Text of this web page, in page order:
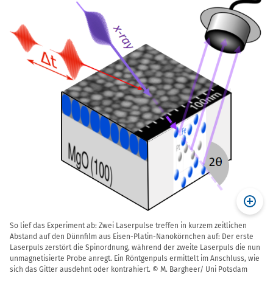
So lief das Experiment ab: Zwei Laserpulse treffen in kurzem zeitlichen
Abstand auf den Dünnfilm aus Eisen-Platin-Nanokörnchen auf: Der erste
Laserpuls zerstört die Spinordnung, während der zweite Laserpuls die nun
unmagnetisierte Probe anregt. Ein Röntgenpuls ermittelt im Anschluss, wie
sich das Gitter ausdehnt oder kontrahiert. © M. Bargheer/ Uni Potsdam